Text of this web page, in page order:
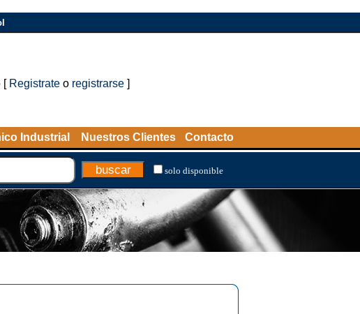
[ Registrateo registrarse]
Industrial Nuestros Clientes Contacto
solo disponible